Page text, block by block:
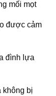
mối mọt
được cảm
đình lựa
không bị